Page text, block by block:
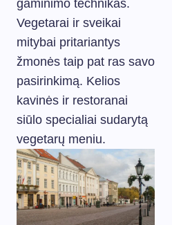
gaminimo technikas.
Vegetarai ir sveikai
mitybai pritariantys
žmonės taip pat ras savo
pasirinkimą. Kelios
kavinės ir restoranai
siūlo specialiai sudarytą
vegetarų meniu.